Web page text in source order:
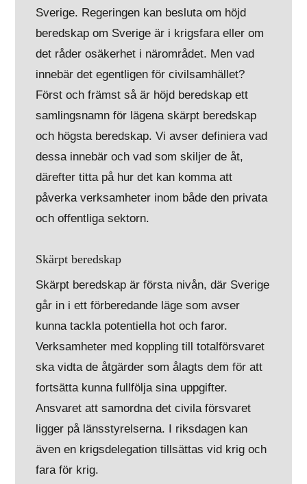
Sverige. Regeringen kan besluta om höjd
beredskap om Sverige är i krigsfara eller om
det råder osäkerhet i närområdet. Men vad
innebär det egentligen för civilsamhället?
Först och främst så är höjd beredskap ett
samlingsnamn för lägena skärpt beredskap
och högsta beredskap. Vi avser definiera vad
dessa innebär och vad som skiljer de åt,
därefter titta på hur det kan komma att
påverka verksamheter inom både den privata
och offentliga sektorn.
Skärpt beredskap
Skärpt beredskap är första nivån, där Sverige
går in i ett förberedande läge som avser
kunna tackla potentiella hot och faror.
Verksamheter med koppling till totalförsvaret
ska vidta de åtgärder som ålagts dem för att
fortsätta kunna fullfölja sina uppgifter.
Ansvaret att samordna det civila försvaret
ligger på länsstyrelserna. I riksdagen kan
även en krigsdelegation tillsättas vid krig och
fara för krig.